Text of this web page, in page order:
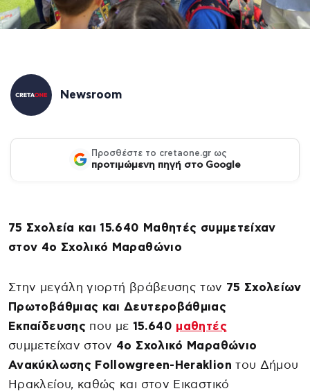
Newsroom
Προσθέστε το cretaone.gr ως
προτιμώμενη πηγή στο Google
75 Σχολεία και 15.640 Μαθητές συμμετείχαν
στον 4ο Σχολικό Μαραθώνιο
Στην μεγάλη γιορτή βράβευσης των 75 Σχολείων
Πρωτοβάθμιας και Δευτεροβάθμιας
Εκπαίδευσηςπου με 15.640 μαθητές
συμμετείχαν στον 4ο Σχολικό Μαραθώνιο
Ανακύκλωσης Followgreen-Heraklion του Δήμου
Ηρακλείου, καθώς και στον Εικαστικό